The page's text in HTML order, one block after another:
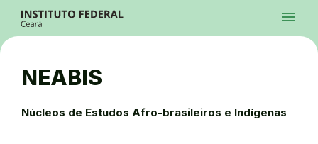
Ir para a busca
Ir para o menu principal
Ir para o conteúdo
Alto Contraste
Login da Área Administrativa
menu
InstagramTwitter/XFacebook
NEABIS
Núcleos de Estudos Afro-brasileiros e Indígenas